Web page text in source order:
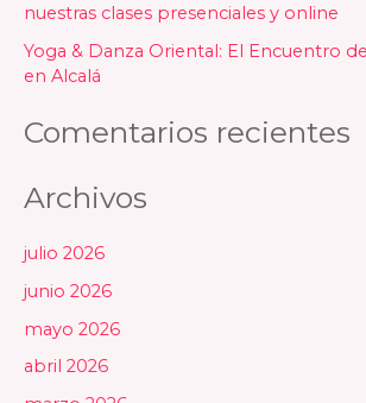
nuestras clases presenciales y online
Yoga & Danza Oriental: El Encuentro
en Alcalá
Comentarios recientes
Archivos
julio 2026
junio 2026
mayo 2026
abril 2026